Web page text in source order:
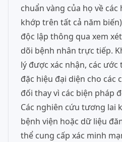
chuẩn vàng của họ về
khớp trên tất cả năm
độc lập thông qua xem
dõi bệnh nhân trực tiếp.
lý được xác nhận, các
đặc hiệu đại diện cho các
đối thay vì các biện pháp
Các nghiên cứu tương lai
bệnh viện hoặc dữ liệu
thể cung cấp xác minh